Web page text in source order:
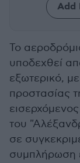
Add
Το
υποδεχθεί
εξωτερικό,
προστασίας
του
σε
συμπλήρωση